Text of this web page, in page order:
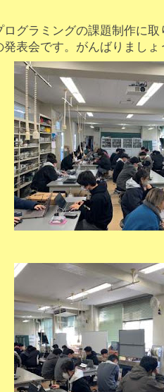
グラミングの課題制作に取
発表会です。がんばりましょ